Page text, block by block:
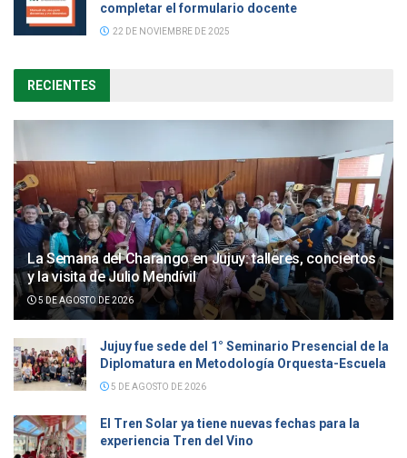
completar el formulario docente
22 DE NOVIEMBRE DE 2025
RECIENTES
La Semana del Charango en Jujuy: talleres, conciertos
y la visita de Julio Mendívil
5 DE AGOSTO DE 2026
Jujuy fue sede del 1° Seminario Presencial de la
Diplomatura en Metodología Orquesta-Escuela
5 DE AGOSTO DE 2026
El Tren Solar ya tiene nuevas fechas para la
experiencia Tren del Vino